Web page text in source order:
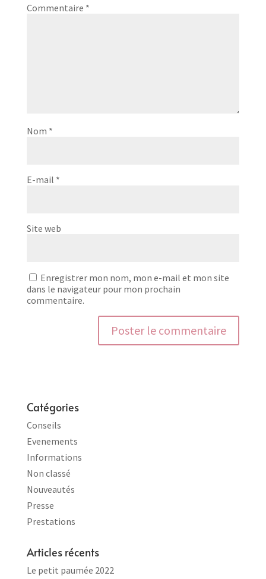
Commentaire *
Nom *
E-mail *
Site web
Enregistrer mon nom, mon e-mail et mon site
dans le navigateur pour mon prochain
commentaire.
Catégories
Conseils
Evenements
Informations
Non classé
Nouveautés
Presse
Prestations
Articles récents
Le petit paumée 2022